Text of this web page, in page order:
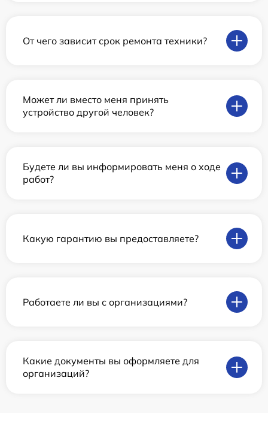
От чего зависит срок ремонта техники?
Может ли вместо меня принять
устройство другой человек?
Будете ли вы информировать меня о ходе
работ?
Какую гарантию вы предоставляете?
Работаете ли вы с организациями?
Какие документы вы оформляете для
организаций?